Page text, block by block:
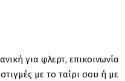
για φλερτ, επικοινωνία
με το ταίρι σου ή με